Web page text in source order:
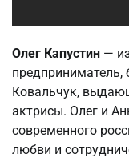
Олег Капустин —
предприниматель,
Ковальчук,
актрисы. Олег и
современного
любви и